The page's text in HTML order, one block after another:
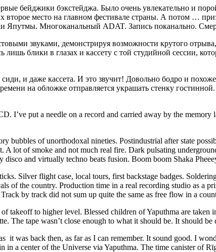
бейджики бэкстейджа. Было очень увлекательно и
место на главном фестивале страны. А потом …
Япутмы. Многоканальный ADAT. Запись поканально.
звуками, демонстрируя возможности крутого
блики в глазах и кассету с той студийной сессии,
и даже кассета. И это звучит! Довольно бодро и
на обложке отправляется украшать стенку
I’ve put a needle on a record and carried away by the
bubbles of unorthodoxal nineties. Postindustrial after state
lot of smoke and not much real fire. Dark pulsating
and virtually techno beats fusion. Boom boom Shaka
Silver flight case, local tours, first backstage badges.
of the country. Production time in a real recording studio as a
by track did not sum up quite the same as free flow in a
to higher level. Blessed children of Yaputhma are taken
The tape wasn’t close enough to what it should be. It should be
it was back then, as far as I can remember. It sound good. I
a center of the Universe via Yaputhma. The time canister of